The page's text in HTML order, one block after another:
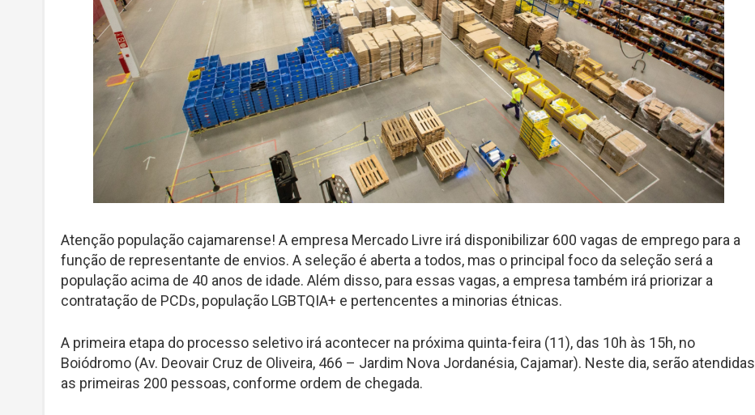
Atenção população cajamarense! A empresa Mercado Livre irá disponibilizar 600 vagas de emprego para a
função de representante de envios. A seleção é aberta a todos, mas o principal foco da seleção será a
população acima de 40 anos de idade. Além disso, para essas vagas, a empresa também irá priorizar a
contratação de PCDs, população LGBTQIA+ e pertencentes a minorias étnicas.
A primeira etapa do processo seletivo irá acontecer na próxima quinta-feira (11), das 10h às 15h, no
Boiódromo (Av. Deovair Cruz de Oliveira, 466 – Jardim Nova Jordanésia, Cajamar). Neste dia, serão atendidas
as primeiras 200 pessoas, conforme ordem de chegada.